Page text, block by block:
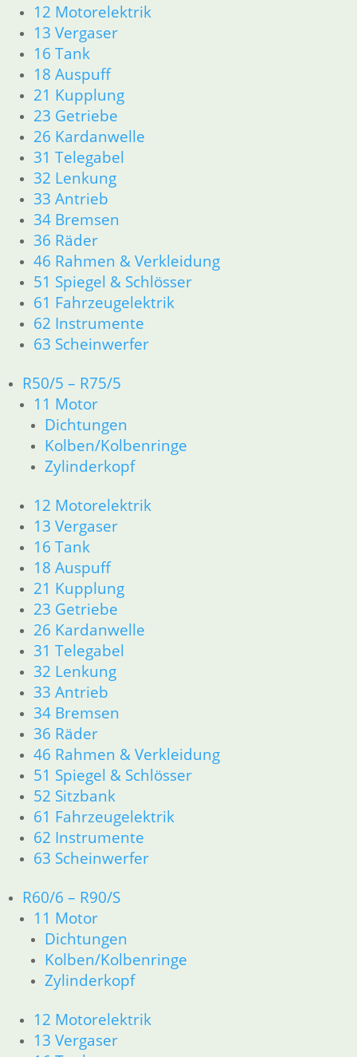
12 Motorelektrik
13 Vergaser
16 Tank
18 Auspuff
21 Kupplung
23 Getriebe
26 Kardanwelle
31 Telegabel
32 Lenkung
33 Antrieb
34 Bremsen
36 Räder
46 Rahmen & Verkleidung
51 Spiegel & Schlösser
61 Fahrzeugelektrik
62 Instrumente
63 Scheinwerfer
R50/5 – R75/5
11 Motor
Dichtungen
Kolben/Kolbenringe
Zylinderkopf
12 Motorelektrik
13 Vergaser
16 Tank
18 Auspuff
21 Kupplung
23 Getriebe
26 Kardanwelle
31 Telegabel
32 Lenkung
33 Antrieb
34 Bremsen
36 Räder
46 Rahmen & Verkleidung
51 Spiegel & Schlösser
52 Sitzbank
61 Fahrzeugelektrik
62 Instrumente
63 Scheinwerfer
R60/6 – R90/S
11 Motor
Dichtungen
Kolben/Kolbenringe
Zylinderkopf
12 Motorelektrik
13 Vergaser